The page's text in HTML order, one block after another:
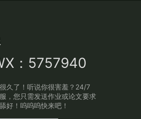
：5757940
久了！听说你很害羞？24/7
，您只需发送作业或论文要求
好！呜呜呜快来吧！